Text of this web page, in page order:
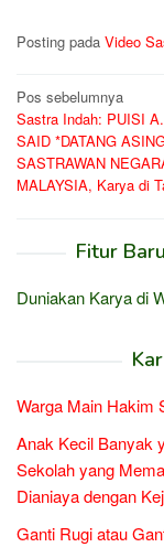
Posting pada Video
Navigasi
pos
Pos sebelumnya
Sastra Indah: PUISI
SAID *DATANG
SASTRAWAN
MALAYSIA, Karya di
Fitur
Duniakan Karya di
Warga Main Hakim
Anak Kecil Banyak
Sekolah yang
Dianiaya dengan
Ganti Rugi atau